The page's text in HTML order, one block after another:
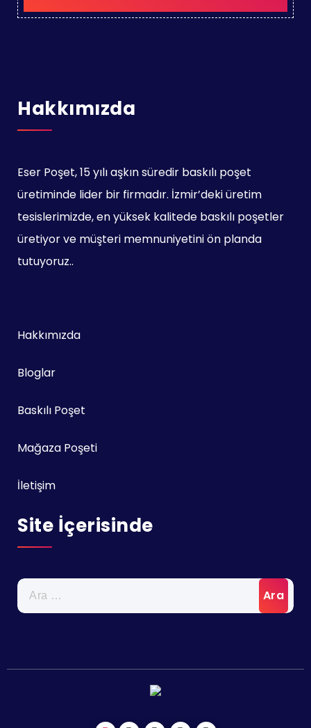
Hakkımızda
Eser Poşet, 15 yılı aşkın süredir baskılı poşet
üretiminde lider bir firmadır. İzmir’deki üretim
tesislerimizde, en yüksek kalitede baskılı poşetler
üretiyor ve müşteri memnuniyetini ön planda
tutuyoruz..
Hakkımızda
Bloglar
Baskılı Poşet
Mağaza Poşeti
İletişim
Site İçerisinde
Arama: